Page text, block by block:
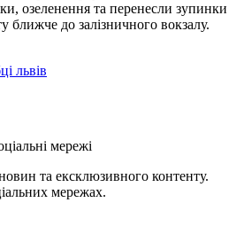
озеленення та перенесли зупинки
ближче до залізничного вокзалу.
львів
мережі
та ексклюзивного контенту.
мережах.